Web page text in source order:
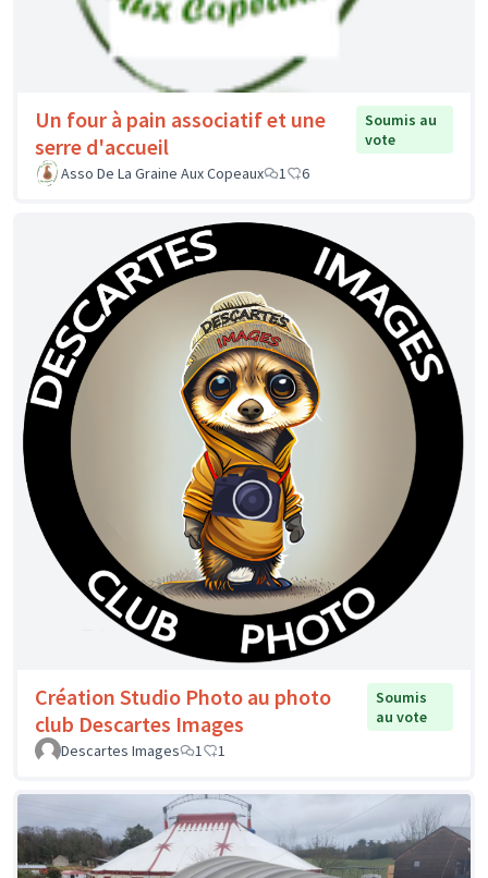
Un four à pain associatif et une
serre d'accueil
Soumis au
vote
Asso De La Graine Aux Copeaux
1 6
Création Studio Photo au photo
club Descartes Images
Soumis
au vote
Descartes Images
1 1